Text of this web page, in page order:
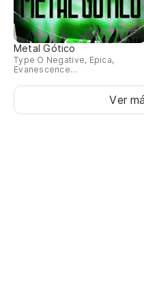
Metal Gótico
Type O Negative, Epica,
Evanescence...
Ver